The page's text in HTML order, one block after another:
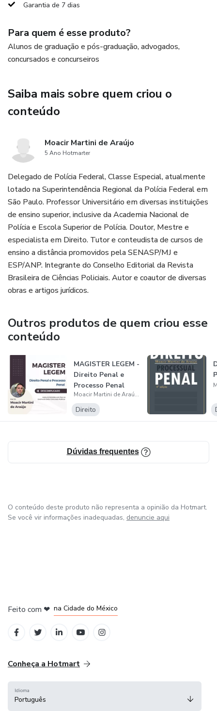
Garantia de 7 dias
Para quem é esse produto?
Alunos de graduação e pós-graduação, advogados,
concursados e concurseiros
Saiba mais sobre quem criou o
conteúdo
Moacir Martini de Araújo
5 Ano Hotmarter
Delegado de Polícia Federal, Classe Especial, atualmente
lotado na Superintendência Regional da Polícia Federal em
São Paulo. Professor Universitário em diversas instituições
de ensino superior, inclusive da Academia Nacional de
Polícia e Escola Superior de Polícia. Doutor, Mestre e
especialista em Direito. Tutor e conteudista de cursos de
ensino a distância promovidos pela SENASP/MJ e
ESP/ANP. Integrante do Conselho Editorial da Revista
Brasileira de Ciências Policiais. Autor e coautor de diversas
obras e artigos jurídicos.
Outros produtos de quem criou esse
conteúdo
MAGISTER LEGEM -
Direito Penal e
Processo Penal
DESCOMPLICAD...Moacir Martini de Araújo
Direito
Dúvidas frequentes
O conteúdo deste produto não representa a opinião da Hotmart.
Se você vir informações inadequadas, denuncie aqui
Feito com ❤ na Cidade do México
Conheça a Hotmart
Idioma
Português